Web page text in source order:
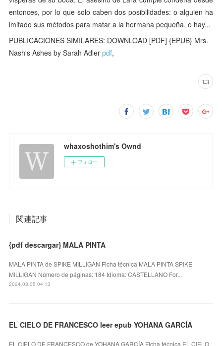
entonces, por lo que solo caben dos posibilidades: o alguien ha
imitado sus métodos para matar a la hermana pequeña, o hay...
PUBLICACIONES SIMILARES: DOWNLOAD [PDF] {EPUB} Mrs.
Nash's Ashes by Sarah Adlerpdf,
whaxoshothim's Ownd
フォロー
関連記事
{pdf descargar} MALA PINTA
MALA PINTA de SPIKE MILLIGAN Ficha técnica MALA PINTA SPIKE
MILLIGAN Número de páginas: 184 Idioma: CASTELLANO For...
2024.03.05 04:13
EL CIELO DE FRANCESCO leer epub YOHANA GARCÍA
EL CIELO DE FRANCESCO de YOHANA GARCÍA Ficha técnica EL CIELO